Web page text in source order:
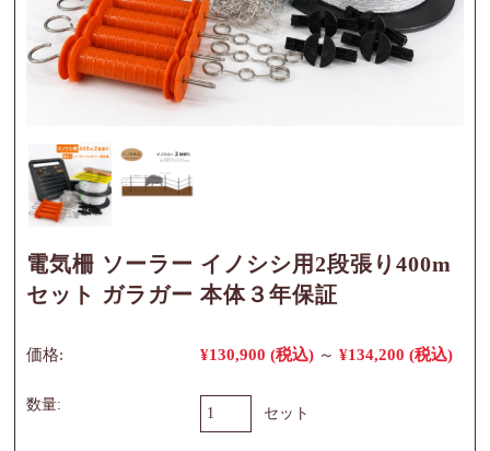
電気柵 ソーラー イノシシ用2段張り400m
セット ガラガー 本体３年保証
価格: ¥130,900 (税込) ～ ¥134,200 (税込)
数量:
セット